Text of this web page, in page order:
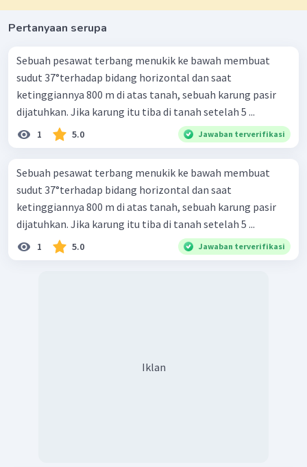
Pertanyaan serupa
Sebuah pesawat terbang menukik ke bawah membuat
sudut 37°terhadap bidang horizontal dan saat
ketinggiannya 800 m di atas tanah, sebuah karung pasir
dijatuhkan. Jika karung itu tiba di tanah setelah 5 ...
1 5.0 Jawaban terverifikasi
Sebuah pesawat terbang menukik ke bawah membuat
sudut 37°terhadap bidang horizontal dan saat
ketinggiannya 800 m di atas tanah, sebuah karung pasir
dijatuhkan. Jika karung itu tiba di tanah setelah 5 ...
1 5.0 Jawaban terverifikasi
Iklan